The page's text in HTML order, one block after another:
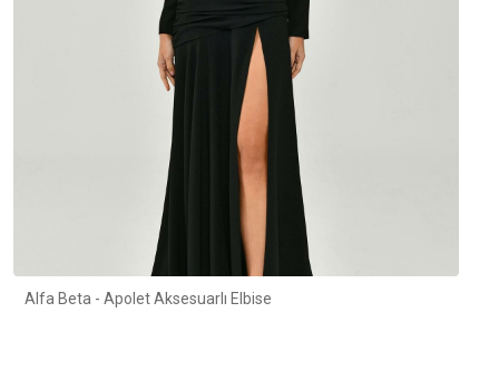
Alfa Beta - Apolet Aksesuarlı Elbise